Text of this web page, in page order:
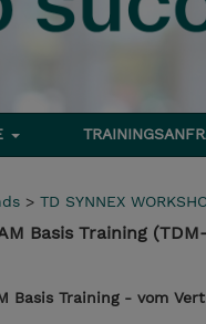
> TD SYNNEX
Basis Training
Basis Training - vom